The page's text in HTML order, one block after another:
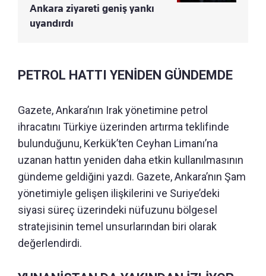
Ankara ziyareti geniş yankı
uyandırdı
PETROL HATTI YENİDEN GÜNDEMDE
Gazete, Ankara’nın Irak yönetimine petrol
ihracatını Türkiye üzerinden artırma teklifinde
bulunduğunu, Kerkük’ten Ceyhan Limanı’na
uzanan hattın yeniden daha etkin kullanılmasının
gündeme geldiğini yazdı. Gazete, Ankara’nın Şam
yönetimiyle gelişen ilişkilerini ve Suriye’deki
siyasi süreç üzerindeki nüfuzunu bölgesel
stratejisinin temel unsurlarından biri olarak
değerlendirdi.